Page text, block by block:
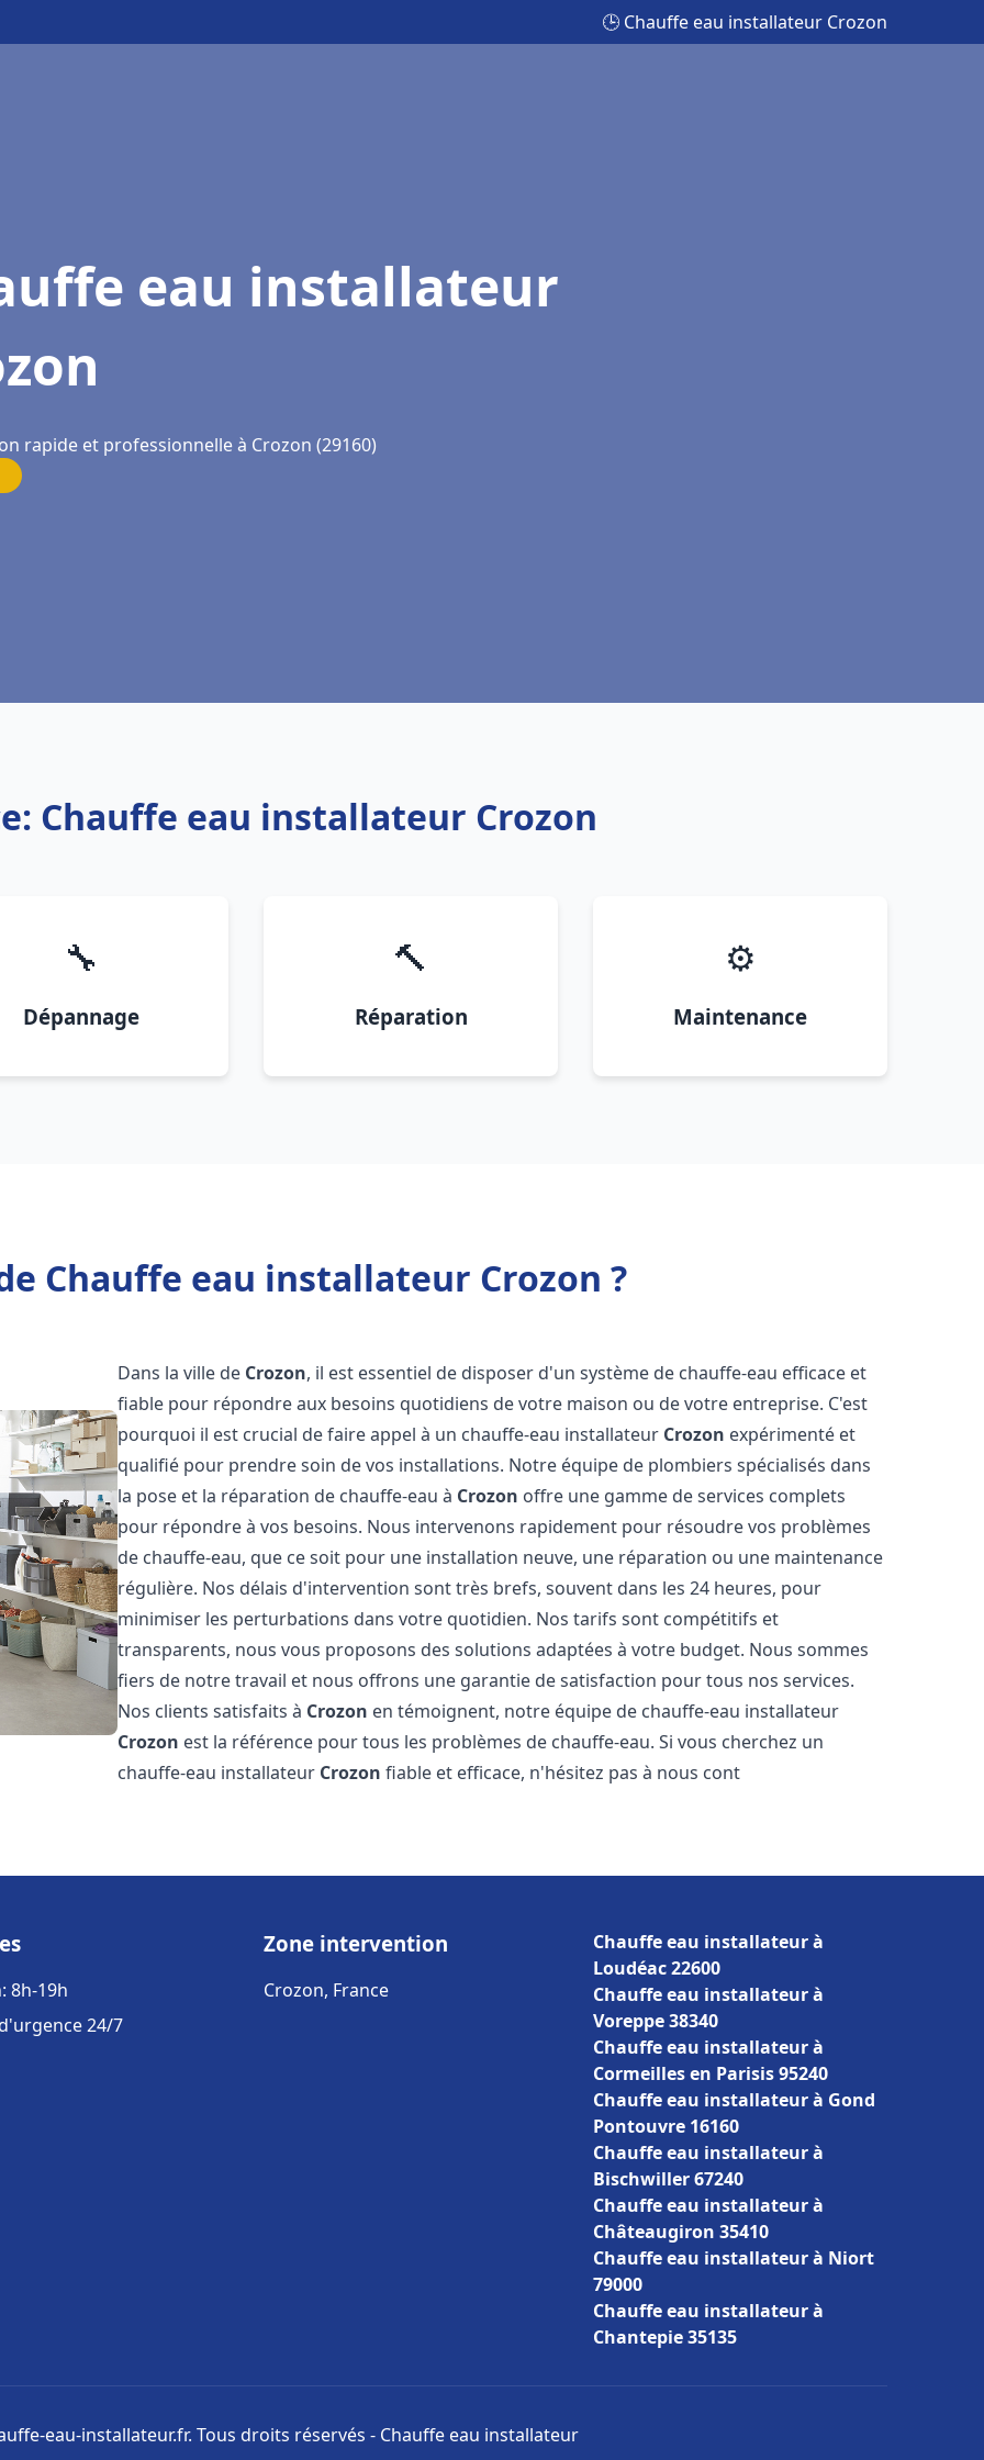
🕒 Chauffe eau installateur Crozon
eau installateur
rapide et professionnelle à Crozon (29160)
Chauffe eau installateur Crozon
🔧
Dépannage
🔨
Réparation
⚙️
Maintenance
Chauffe eau installateur Crozon ?
Dans la ville de Crozon, il est essentiel de disposer d'un système de chauffe-eau efficace et
fiable pour répondre aux besoins quotidiens de votre maison ou de votre entreprise. C'est
pourquoi il est crucial de faire appel à un chauffe-eau installateur Crozon expérimenté et
qualifié pour prendre soin de vos installations. Notre équipe de plombiers spécialisés dans
la pose et la réparation de chauffe-eau à Crozon offre une gamme de services complets
pour répondre à vos besoins. Nous intervenons rapidement pour résoudre vos problèmes
de chauffe-eau, que ce soit pour une installation neuve, une réparation ou une maintenance
régulière. Nos délais d'intervention sont très brefs, souvent dans les 24 heures, pour
minimiser les perturbations dans votre quotidien. Nos tarifs sont compétitifs et
transparents, nous vous proposons des solutions adaptées à votre budget. Nous sommes
fiers de notre travail et nous offrons une garantie de satisfaction pour tous nos services.
Nos clients satisfaits à Crozon en témoignent, notre équipe de chauffe-eau installateur
Crozon est la référence pour tous les problèmes de chauffe-eau. Si vous cherchez un
chauffe-eau installateur Crozon fiable et efficace, n'hésitez pas à nous cont
8h-19h
24/7
Zone intervention
Crozon, France
Chauffe eau installateur à
Loudéac 22600
Chauffe eau installateur à
Voreppe 38340
Chauffe eau installateur à
Cormeilles en Parisis 95240
Chauffe eau installateur à Gond
Pontouvre 16160
Chauffe eau installateur à
Bischwiller 67240
Chauffe eau installateur à
Châteaugiron 35410
Chauffe eau installateur à Niort
79000
Chauffe eau installateur à
Chantepie 35135
eau-installateur.fr. Tous droits réservés - Chauffe eau installateur